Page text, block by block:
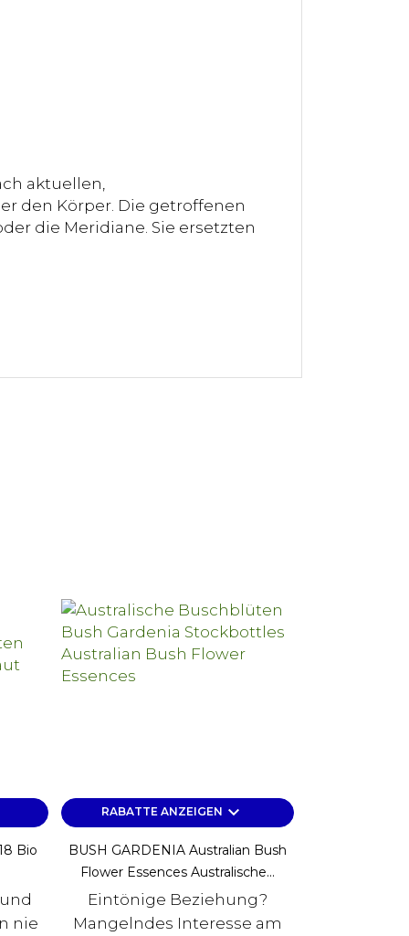
aktuellen,
den Körper. Die getroffenen
die Meridiane. Sie ersetzten
Bio
nie
RABATTE ANZEIGEN keyboard_arrow_down
BUSH GARDENIA Australian Bush
Flower Essences Australische...
Eintönige Beziehung?
Mangelndes Interesse am